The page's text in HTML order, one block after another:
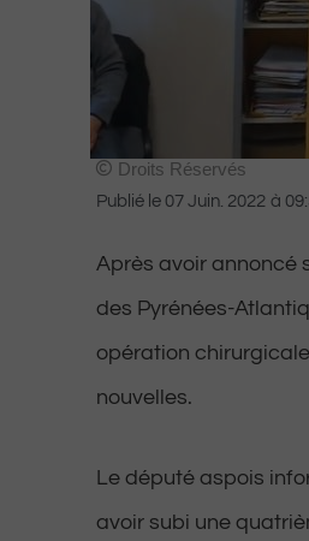
Droits Réservés
Publié le 07 Juin. 2022 à
Après avoir annoncé
des Pyrénées-
opération
nouvelles.
Le député aspois
avoir subi une